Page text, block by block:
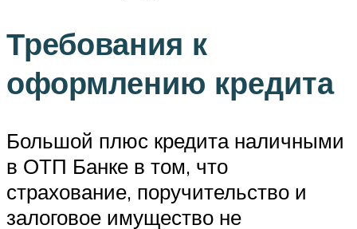
Требования к
оформлению кредита
Большой плюс кредита наличными
в ОТП Банке в том, что
страхование, поручительство и
залоговое имущество не